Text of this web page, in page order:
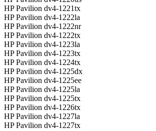
HP Pavilion dv4-1221tx
HP Pavilion dv4-1222la
HP Pavilion dv4-1222nr
HP Pavilion dv4-1222tx
HP Pavilion dv4-1223la
HP Pavilion dv4-1223tx
HP Pavilion dv4-1224tx
HP Pavilion dv4-1225dx
HP Pavilion dv4-1225ee
HP Pavilion dv4-1225la
HP Pavilion dv4-1225tx
HP Pavilion dv4-1226tx
HP Pavilion dv4-1227la
HP Pavilion dv4-1227tx